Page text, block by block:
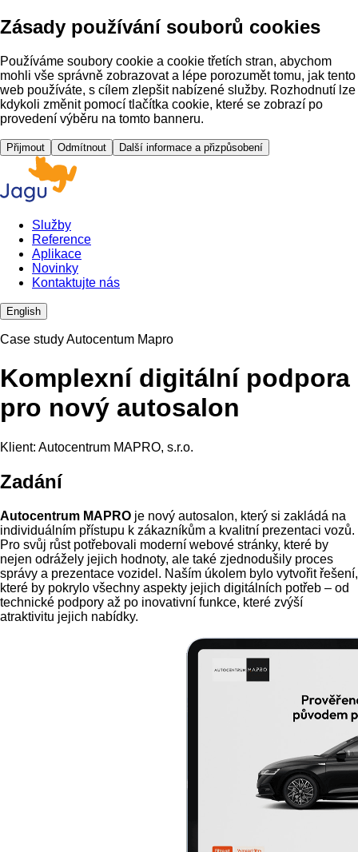
Zásady používání souborů cookies
Používáme soubory cookie a cookie třetích stran, abychom
mohli vše správně zobrazovat a lépe porozumět tomu, jak tento
web používáte, s cílem zlepšit nabízené služby. Rozhodnutí lze
kdykoli změnit pomocí tlačítka cookie, které se zobrazí po
provedení výběru na tomto banneru.
Přijmout Odmítnout Další informace a přizpůsobení
Služby
Reference
Aplikace
Novinky
Kontaktujte nás
English
Case study Autocentum Mapro
Komplexní digitální podpora
pro nový autosalon
Klient: Autocentrum MAPRO, s.r.o.
Zadání
Autocentrum MAPRO je nový autosalon, který si zakládá na
individuálním přístupu k zákazníkům a kvalitní prezentaci vozů.
Pro svůj růst potřebovali moderní webové stránky, které by
nejen odrážely jejich hodnoty, ale také zjednodušily proces
správy a prezentace vozidel. Naším úkolem bylo vytvořit řešení,
které by pokrylo všechny aspekty jejich digitálních potřeb – od
technické podpory až po inovativní funkce, které zvýší
atraktivitu jejich nabídky.